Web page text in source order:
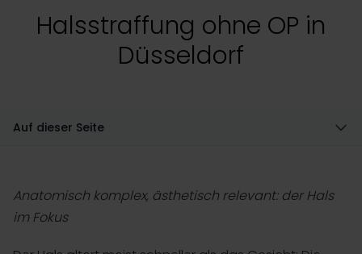
Halsstraffung ohne OP in
Düsseldorf
Auf dieser Seite
Anatomisch komplex, ästhetisch relevant: der Hals
im Fokus